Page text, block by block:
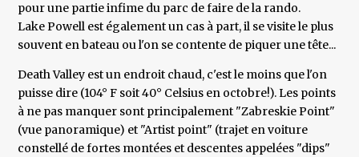
pour une partie infime du parc de faire de la rando.
Lake Powell est également un cas à part, il se visite le plus
souvent en bateau ou l'on se contente de piquer une tête...
Death Valley est un endroit chaud, c'est le moins que l'on
puisse dire (104° F soit 40° Celsius en octobre!). Les points
à ne pas manquer sont principalement "Zabreskie Point"
(vue panoramique) et "Artist point" (trajet en voiture
constellé de fortes montées et descentes appelées "dips"